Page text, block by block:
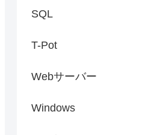
SQL
T-Pot
Webサーバー
Windows